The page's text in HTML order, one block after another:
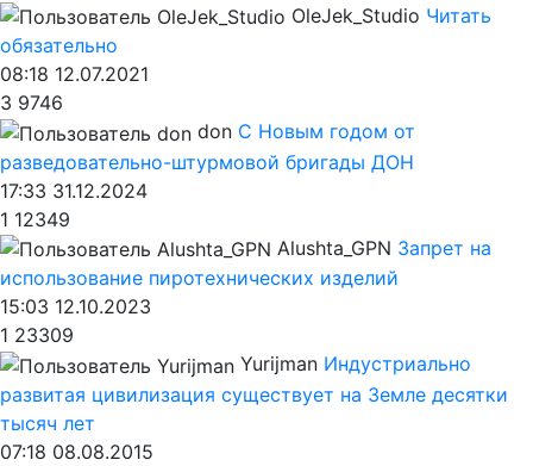
OleJek_Studio Читать
обязательно
08:18 12.07.2021
3 9746
don С Новым годом от
разведовательно-штурмовой бригады ДОН
17:33 31.12.2024
1 12349
Alushta_GPN Запрет на
использование пиротехнических изделий
15:03 12.10.2023
1 23309
Yurijman Индустриально
развитая цивилизация существует на Земле десятки
тысяч лет
07:18 08.08.2015